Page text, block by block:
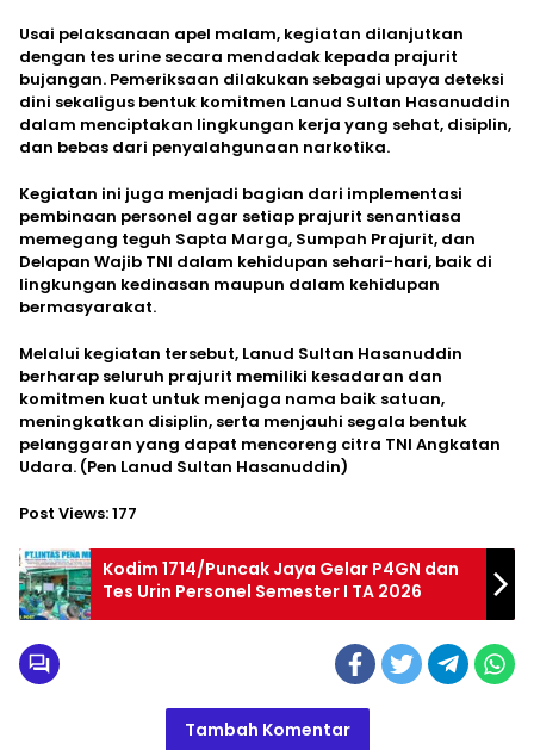
Usai pelaksanaan apel malam, kegiatan dilanjutkan
dengan tes urine secara mendadak kepada prajurit
bujangan. Pemeriksaan dilakukan sebagai upaya deteksi
dini sekaligus bentuk komitmen Lanud Sultan Hasanuddin
dalam menciptakan lingkungan kerja yang sehat, disiplin,
dan bebas dari penyalahgunaan narkotika.
Kegiatan ini juga menjadi bagian dari implementasi
pembinaan personel agar setiap prajurit senantiasa
memegang teguh Sapta Marga, Sumpah Prajurit, dan
Delapan Wajib TNI dalam kehidupan sehari-hari, baik di
lingkungan kedinasan maupun dalam kehidupan
bermasyarakat.
Melalui kegiatan tersebut, Lanud Sultan Hasanuddin
berharap seluruh prajurit memiliki kesadaran dan
komitmen kuat untuk menjaga nama baik satuan,
meningkatkan disiplin, serta menjauhi segala bentuk
pelanggaran yang dapat mencoreng citra TNI Angkatan
Udara. (Pen Lanud Sultan Hasanuddin)
Post Views:177
Kodim 1714/Puncak Jaya Gelar P4GN dan
Tes Urin Personel Semester I TA 2026
Tambah Komentar